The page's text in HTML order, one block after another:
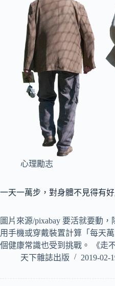
心理勵志
一天一萬步，對身體不見得有
圖片來源/pixabay 要活就要動
用手機或穿戴裝置計算「每天
個健康常識也受到挑戰。 《走
天下雜誌出版
2019-02-